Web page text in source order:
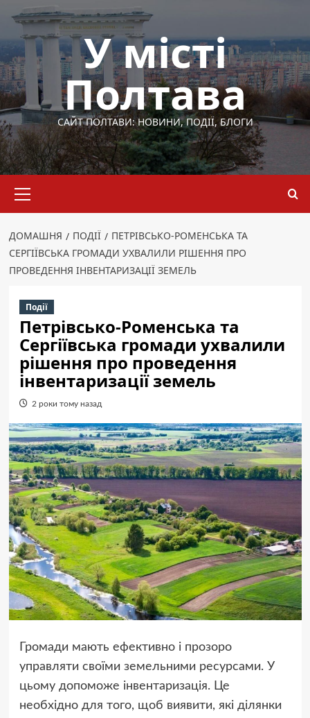
Перейти
вмісту
У місті
Полтава
САЙТ ПОЛТАВИ: НОВИНИ, ПОДІЇ, БЛОГИ
меню
ДОМАШНЯ ПОДІЇ
ПЕТРІВСЬКО-РОМЕНСЬКА ТА
СЕРГІЇВСЬКА ГРОМАДИ УХВАЛИЛИ РІШЕННЯ ПРО
ПРОВЕДЕННЯ ІНВЕНТАРИЗАЦІЇ ЗЕМЕЛЬ
Події
Петрівсько-Роменська та
Сергіївська громади ухвалили
рішення про проведення
інвентаризації земель
2 роки тому назад
Громади мають ефективно і прозоро
управляти своїми земельними ресурсами. У
цьому допоможе інвентаризація. Це
необхідно для того, щоб виявити, які ділянки